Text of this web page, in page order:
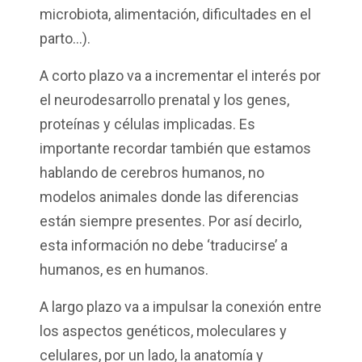
microbiota, alimentación, dificultades en el
parto...).
A corto plazo va a incrementar el interés por
el neurodesarrollo prenatal y los genes,
proteínas y células implicadas. Es
importante recordar también que estamos
hablando de cerebros humanos, no
modelos animales donde las diferencias
están siempre presentes. Por así decirlo,
esta información no debe ‘traducirse’ a
humanos, es en humanos.
A largo plazo va a impulsar la conexión entre
los aspectos genéticos, moleculares y
celulares, por un lado, la anatomía y